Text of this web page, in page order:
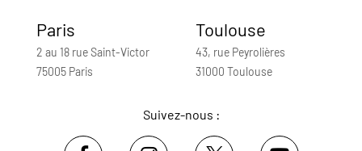
Paris
2 au 18 rue Saint-Victor
75005 Paris
Toulouse
43, rue Peyrolières
31000 Toulouse
Suivez-nous :